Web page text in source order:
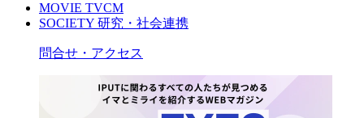
MOVIE TVCM
SOCIETY 研究・社会連携
問合せ・アクセス